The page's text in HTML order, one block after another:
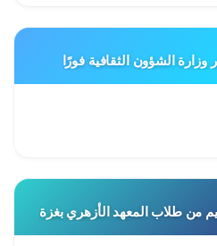
الشؤون الثقافية فورًا
من طلاب المعهد الأزهري بغزة